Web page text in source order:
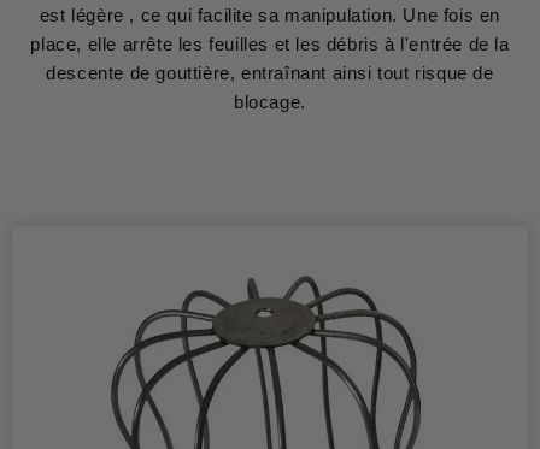
est légère , ce qui facilite sa manipulation. Une fois en
place, elle arrête les feuilles et les débris à l'entrée de la
descente de gouttière, entraînant ainsi tout risque de
blocage.